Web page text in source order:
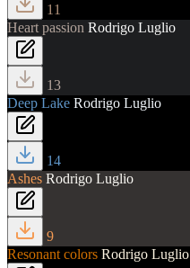
11
Heart passion Rodrigo Luglio
13
Deep Lake Rodrigo Luglio
14
Ashes Rodrigo Luglio
9
Resonant colors Rodrigo Luglio